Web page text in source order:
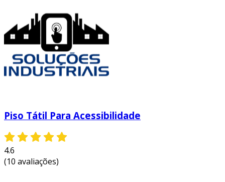
Piso Tátil Para Acessibilidade
4.6
(10 avaliações)